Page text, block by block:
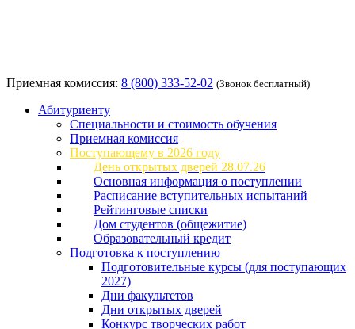
Приемная комиссия: 8 (800) 333-52-02 (Звонок бесплатный)
Абитуриенту
Специальности и стоимость обучения
Приемная комиссия
Поступающему в 2026 году
День открытых дверей 28.07.26
Основная информация о поступлении
Расписание вступительных испытаний
Рейтинговые списки
Дом студентов (общежитие)
Образовательный кредит
Подготовка к поступлению
Подготовительные курсы (для поступающих
2027)
Дни факультетов
Дни открытых дверей
Конкурс творческих работ